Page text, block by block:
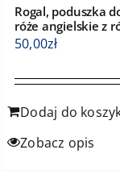
Rogal, poduszka
róże angielskie z
50,00zł
Dodaj do
Zobacz opis